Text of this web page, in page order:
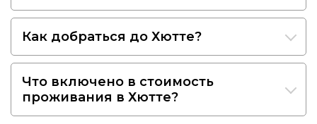
Как добраться до Хютте?
Что включено в стоимость
проживания в Хютте?